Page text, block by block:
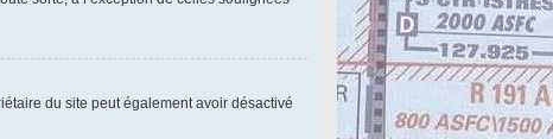
du site peut également avoir désactivé